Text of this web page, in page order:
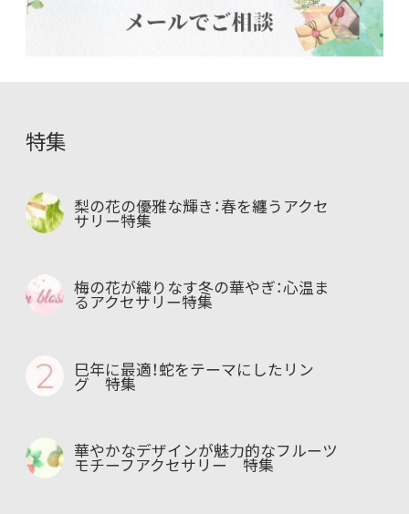
特集
梨の花の優雅な輝き：春を纏うアクセ
サリー特集
梅の花が織りなす冬の華やぎ：心温ま
るアクセサリー特集
巳年に最適！蛇をテーマにしたリン
グ 特集
華やかなデザインが魅力的なフルーツ
モチーフアクセサリー 特集